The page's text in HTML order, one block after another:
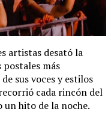
artistas desató la
más
sus voces y estilos
cada rincón del
un hito de la noche.